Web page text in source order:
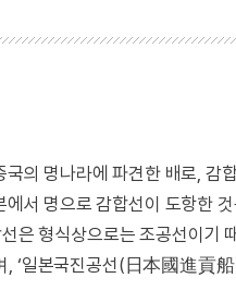
의 명나라에 파견한 배로, 감
서 명으로 감합선이 도항한
은 형식상으로는 조공선이
‘일본국진공선(日本國進貢船